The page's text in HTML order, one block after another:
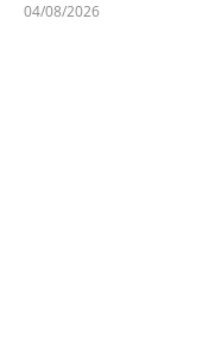
04/08/2026